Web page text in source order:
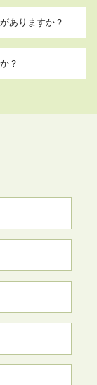
ありますか？
？